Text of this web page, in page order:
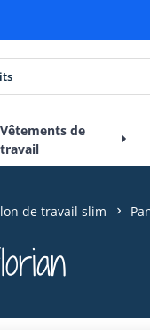
Vêtements de
travail
de travail slim